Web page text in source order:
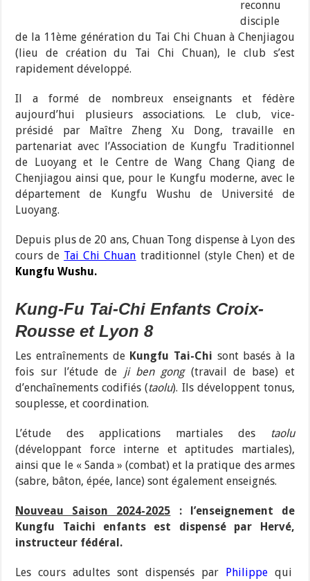
reconnu
disciple
de la 11ème génération du Tai Chi Chuan à Chenjiagou
(lieu de création du Tai Chi Chuan), le club s’est
rapidement développé.
Il a formé de nombreux enseignants et fédère
aujourd’hui plusieurs associations. Le club, vice-
présidé par Maître Zheng Xu Dong, travaille en
partenariat avec l’Association de Kungfu Traditionnel
de Luoyang et le Centre de Wang Chang Qiang de
Chenjiagou ainsi que, pour le Kungfu moderne, avec le
département de Kungfu Wushu de Université de
Luoyang.
Depuis plus de 20 ans, Chuan Tong dispense à Lyon des
cours de Tai Chi Chuan traditionnel (style Chen) et de
Kungfu Wushu.
Kung-Fu Tai-Chi Enfants Croix-
Rousse et Lyon 8
Les entraînements de Kungfu Tai-Chi sont basés à la
fois sur l’étude de ji ben gong(travail de base) et
d’enchaînements codifiés (taolu). Ils développent tonus,
souplesse, et coordination.
L’étude des applications martiales des
taolu
(développant force interne et aptitudes martiales),
ainsi que le « Sanda » (combat) et la pratique des armes
(sabre, bâton, épée, lance) sont également enseignés.
Nouveau Saison 2024-2025 : l’enseignement de
Kungfu Taichi enfants est dispensé par Hervé,
instructeur fédéral.
Les cours adultes sont dispensés par Philippequi